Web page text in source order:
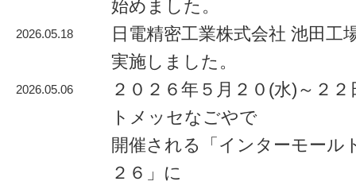
始めました。
2026.05.18
日電精密工業株式会社 池田工
実施しました。
2026.05.06
２０２６年５月２０(水)～２
トメッセなごやで
開催される「インターモール
２６」に